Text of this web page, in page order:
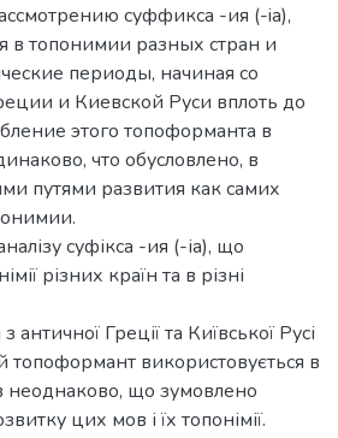
суффикса -ия (-ia),
в топонимии разных стран и
периоды, начиная со
и Киевской Руси вплоть до
этого топоформанта в
что обусловлено, в
путями развития как самих
суфікса -ия (-іа), що
різних країн та в різні
Греції та Київської Русі
топоформант використовується в
неоднаково, що зумовлено
цих мов і їх топонімії.